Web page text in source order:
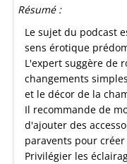
Résumé :
Le sujet du podcast
sens érotique
L'expert suggère de
changements
et le décor de la
Il recommande de
d'ajouter des
paravents pour
Privilégier les